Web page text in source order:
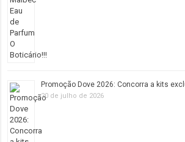
Promoção Dove 2026: Concorra a kits
20 de julho de 2026